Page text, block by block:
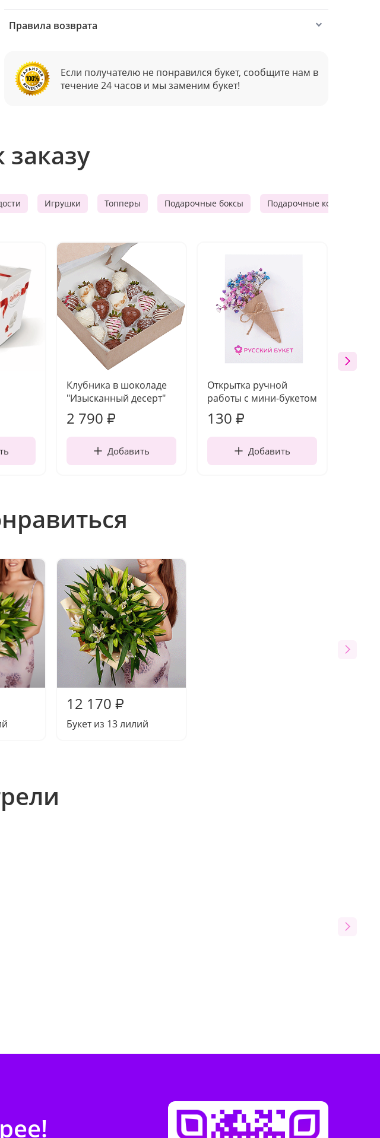
Правила возврата
Если получателю не понравился букет, сообщите нам в
течение 24 часов и мы заменим букет!
заказу
Игрушки Топперы Подарочные боксы Подарочные корзины
Клубника в шоколаде
"Изысканный десерт"
2 790 ₽
Добавить
Открытка ручной
работы с мини-букетом
130 ₽
Добавить
12 170 ₽
Букет из 13 лилий